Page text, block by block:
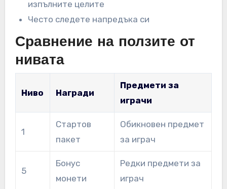
изпълните целите
Често следете напредъка си
Сравнение на ползите от
нивата
Ниво Награди
Предмети за
играчи
1
Стартов
пакет
Обикновен предмет
за играч
5
Бонус
монети
Редки предмети за
играч